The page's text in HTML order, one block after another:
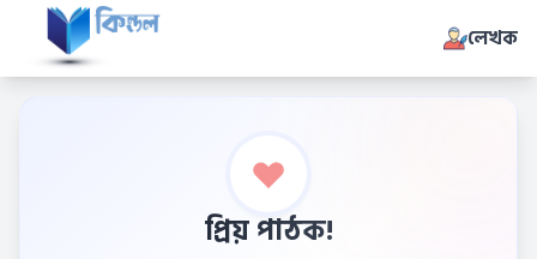
লেখক
প্রিয় পাঠক!